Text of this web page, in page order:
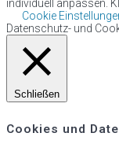
individuell anpassen.
Cookie
Datenschutz- und
Schließen
Cookies und